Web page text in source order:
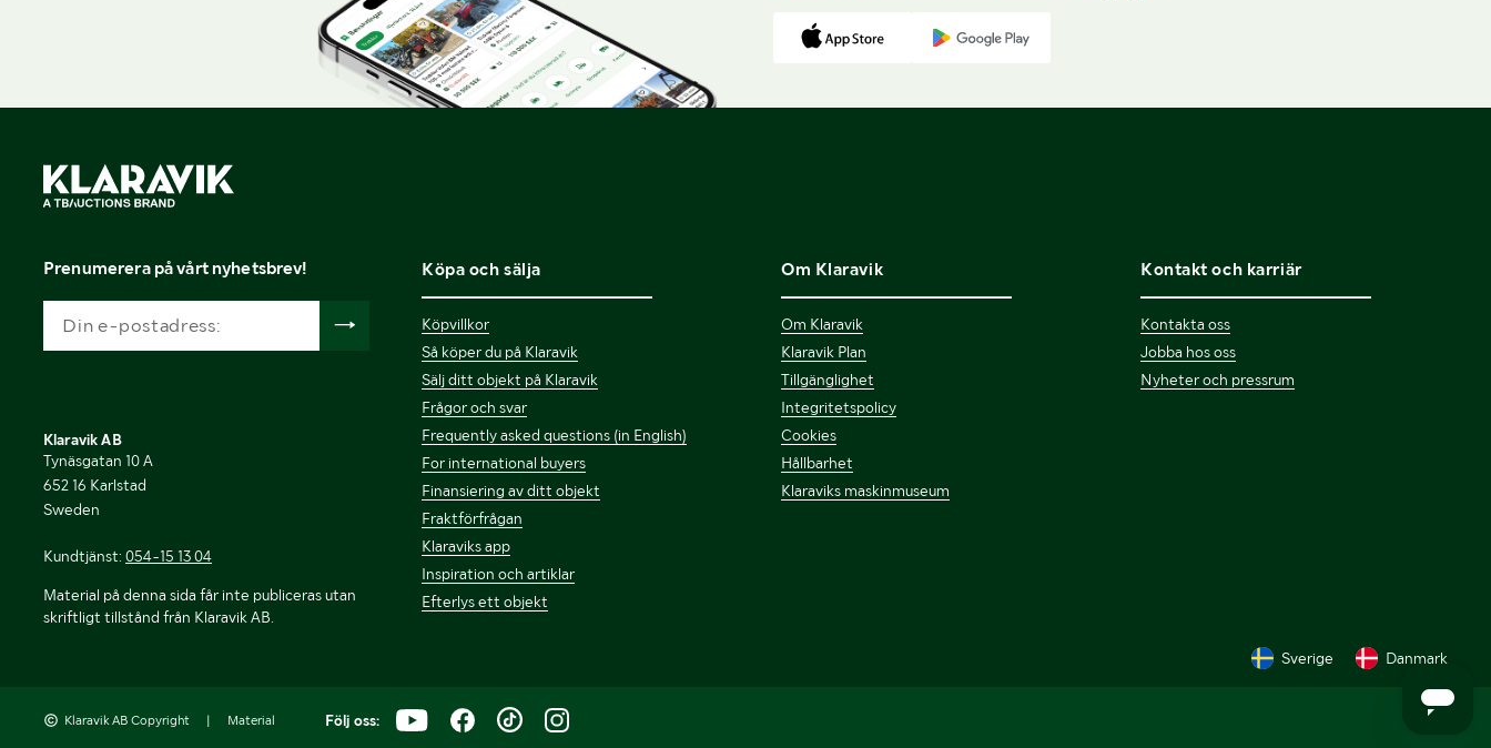
Prenumerera på vårt nyhetsbrev!
Klaravik AB
Tynäsgatan 10 A
652 16 Karlstad
Sweden
Kundtjänst: 054-15 13 04
Material på denna sida får inte publiceras utan
skriftligt tillstånd från Klaravik AB.
Köpa och sälja
Köpvillkor
Så köper du på Klaravik
Sälj ditt objekt på Klaravik
Frågor och svar
Frequently asked questions (in English)
For international buyers
Finansiering av ditt objekt
Fraktförfrågan
Klaraviks app
Inspiration och artiklar
Efterlys ett objekt
Om Klaravik
Om Klaravik
Klaravik Plan
Tillgänglighet
Integritetspolicy
Cookies
Hållbarhet
Klaraviks maskinmuseum
Kontakt och karriär
Kontakta oss
Jobba hos oss
Nyheter och pressrum
Danmark
Sverige
Klaravik AB Copyright | Material Följ oss: